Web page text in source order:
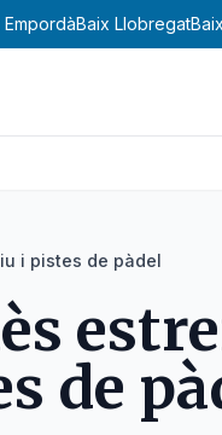
EmpordàBaix Llobregat
i pistes de pàdel
de